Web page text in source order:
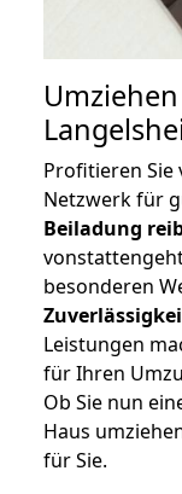
Profitieren
Netzwerk für
Beiladung
besonderen
Leistungen
für Ihren
Ob Sie nun
Haus
für Sie.